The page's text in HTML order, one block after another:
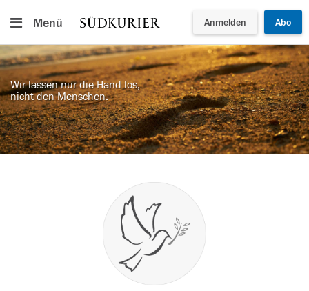
Menü Anmelden Abo
Wir lassen nur die Hand los,
nicht den Menschen.